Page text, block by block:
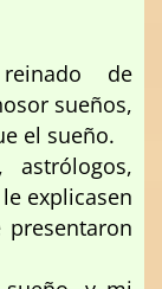
de
sueños,
el sueño.
explicasen